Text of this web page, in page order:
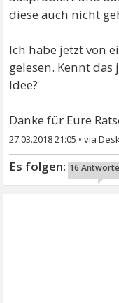
diese auch nicht
Ich habe jetzt von
gelesen. Kennt
Idee?
Danke für Eure
27.03.2018 21:05 •
16